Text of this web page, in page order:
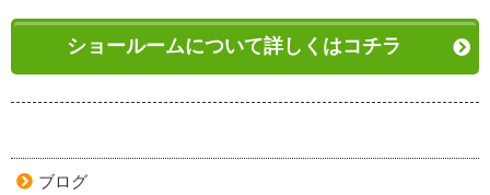
ショールームについて詳しくはコチラ
ブログ